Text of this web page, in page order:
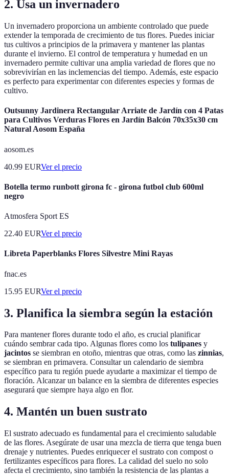
2. Usa un invernadero
Un invernadero proporciona un ambiente controlado que puede
extender la temporada de crecimiento de tus flores. Puedes iniciar
tus cultivos a principios de la primavera y mantener las plantas
durante el invierno. El control de temperatura y humedad en un
invernadero permite cultivar una amplia variedad de flores que no
sobrevivirían en las inclemencias del tiempo. Además, este espacio
es perfecto para experimentar con diferentes especies y formas de
cultivo.
Outsunny Jardinera Rectangular Arriate de Jardín con 4 Patas
para Cultivos Verduras Flores en Jardín Balcón 70x35x30 cm
Natural Aosom España
aosom.es
40.99 EURVer el precio
Botella termo runbott girona fc - girona futbol club 600ml
negro
Atmosfera Sport ES
22.40 EURVer el precio
Libreta Paperblanks Flores Silvestre Mini Rayas
fnac.es
15.95 EURVer el precio
3. Planifica la siembra según la estación
Para mantener flores durante todo el año, es crucial planificar
cuándo sembrar cada tipo. Algunas flores como los tulipanes y
jacintos se siembran en otoño, mientras que otras, como las zinnias,
se siembran en primavera. Consultar un calendario de siembra
específico para tu región puede ayudarte a maximizar el tiempo de
floración. Alcanzar un balance en la siembra de diferentes especies
asegurará que siempre haya algo en flor.
4. Mantén un buen sustrato
El sustrato adecuado es fundamental para el crecimiento saludable
de las flores. Asegúrate de usar una mezcla de tierra que tenga buen
drenaje y nutrientes. Puedes enriquecer el sustrato con compost o
fertilizantes específicos para flores. La calidad del suelo no solo
afecta el crecimiento, sino también la resistencia de las plantas a